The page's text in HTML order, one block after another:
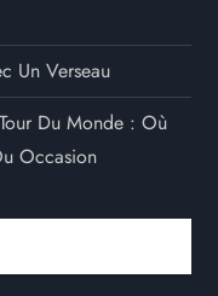
Un Verseau
Du Monde : Où
Occasion